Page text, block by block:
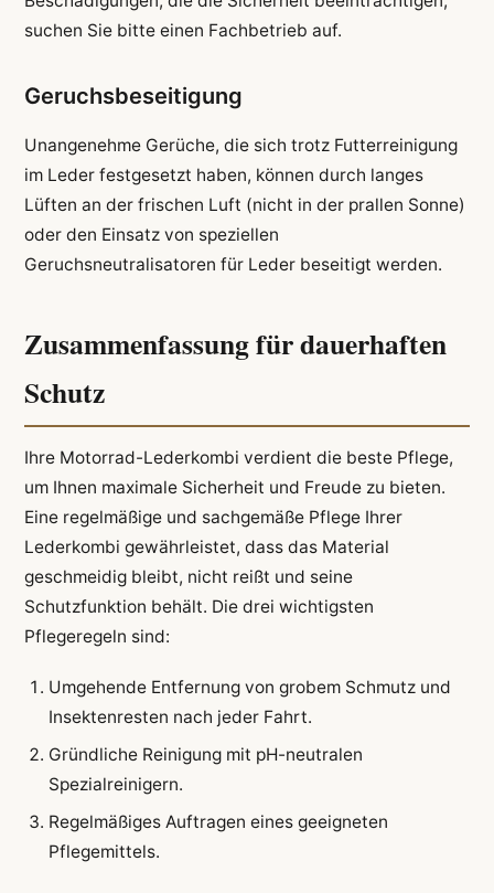
suchen Sie bitte einen Fachbetrieb auf.
Geruchsbeseitigung
Unangenehme Gerüche, die sich trotz Futterreinigung
im Leder festgesetzt haben, können durch langes
Lüften an der frischen Luft (nicht in der prallen Sonne)
oder den Einsatz von speziellen
Geruchsneutralisatoren für Leder beseitigt werden.
Zusammenfassung für dauerhaften
Schutz
Ihre Motorrad-Lederkombi verdient die beste Pflege,
um Ihnen maximale Sicherheit und Freude zu bieten.
Eine regelmäßige und sachgemäße Pflege Ihrer
Lederkombi gewährleistet, dass das Material
geschmeidig bleibt, nicht reißt und seine
Schutzfunktion behält. Die drei wichtigsten
Pflegeregeln sind:
Umgehende Entfernung von grobem Schmutz und
Insektenresten nach jeder Fahrt.
Gründliche Reinigung mit pH-neutralen
Spezialreinigern.
Regelmäßiges Auftragen eines geeigneten
Pflegemittels.